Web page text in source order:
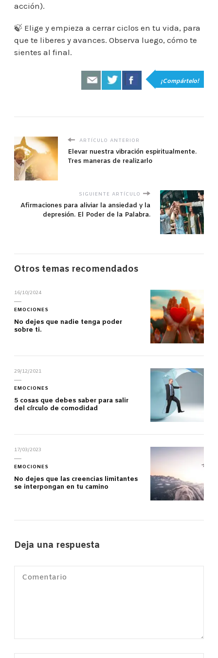
acción).
🍃 Elige y empieza a cerrar ciclos en tu vida, para
que te liberes y avances. Observa luego, cómo te
sientes al final.
¡Compártelo!
ARTÍCULO ANTERIOR
Elevar nuestra vibración espiritualmente.
Tres maneras de realizarlo
SIGUIENTE ARTÍCULO
Afirmaciones para aliviar la ansiedad y la
depresión. El Poder de la Palabra.
Otros temas recomendados
16/10/2024
EMOCIONES
No dejes que nadie tenga poder
sobre ti.
29/12/2021
EMOCIONES
5 cosas que debes saber para salir
del círculo de comodidad
17/03/2023
EMOCIONES
No dejes que las creencias limitantes
se interpongan en tu camino
Deja una respuesta